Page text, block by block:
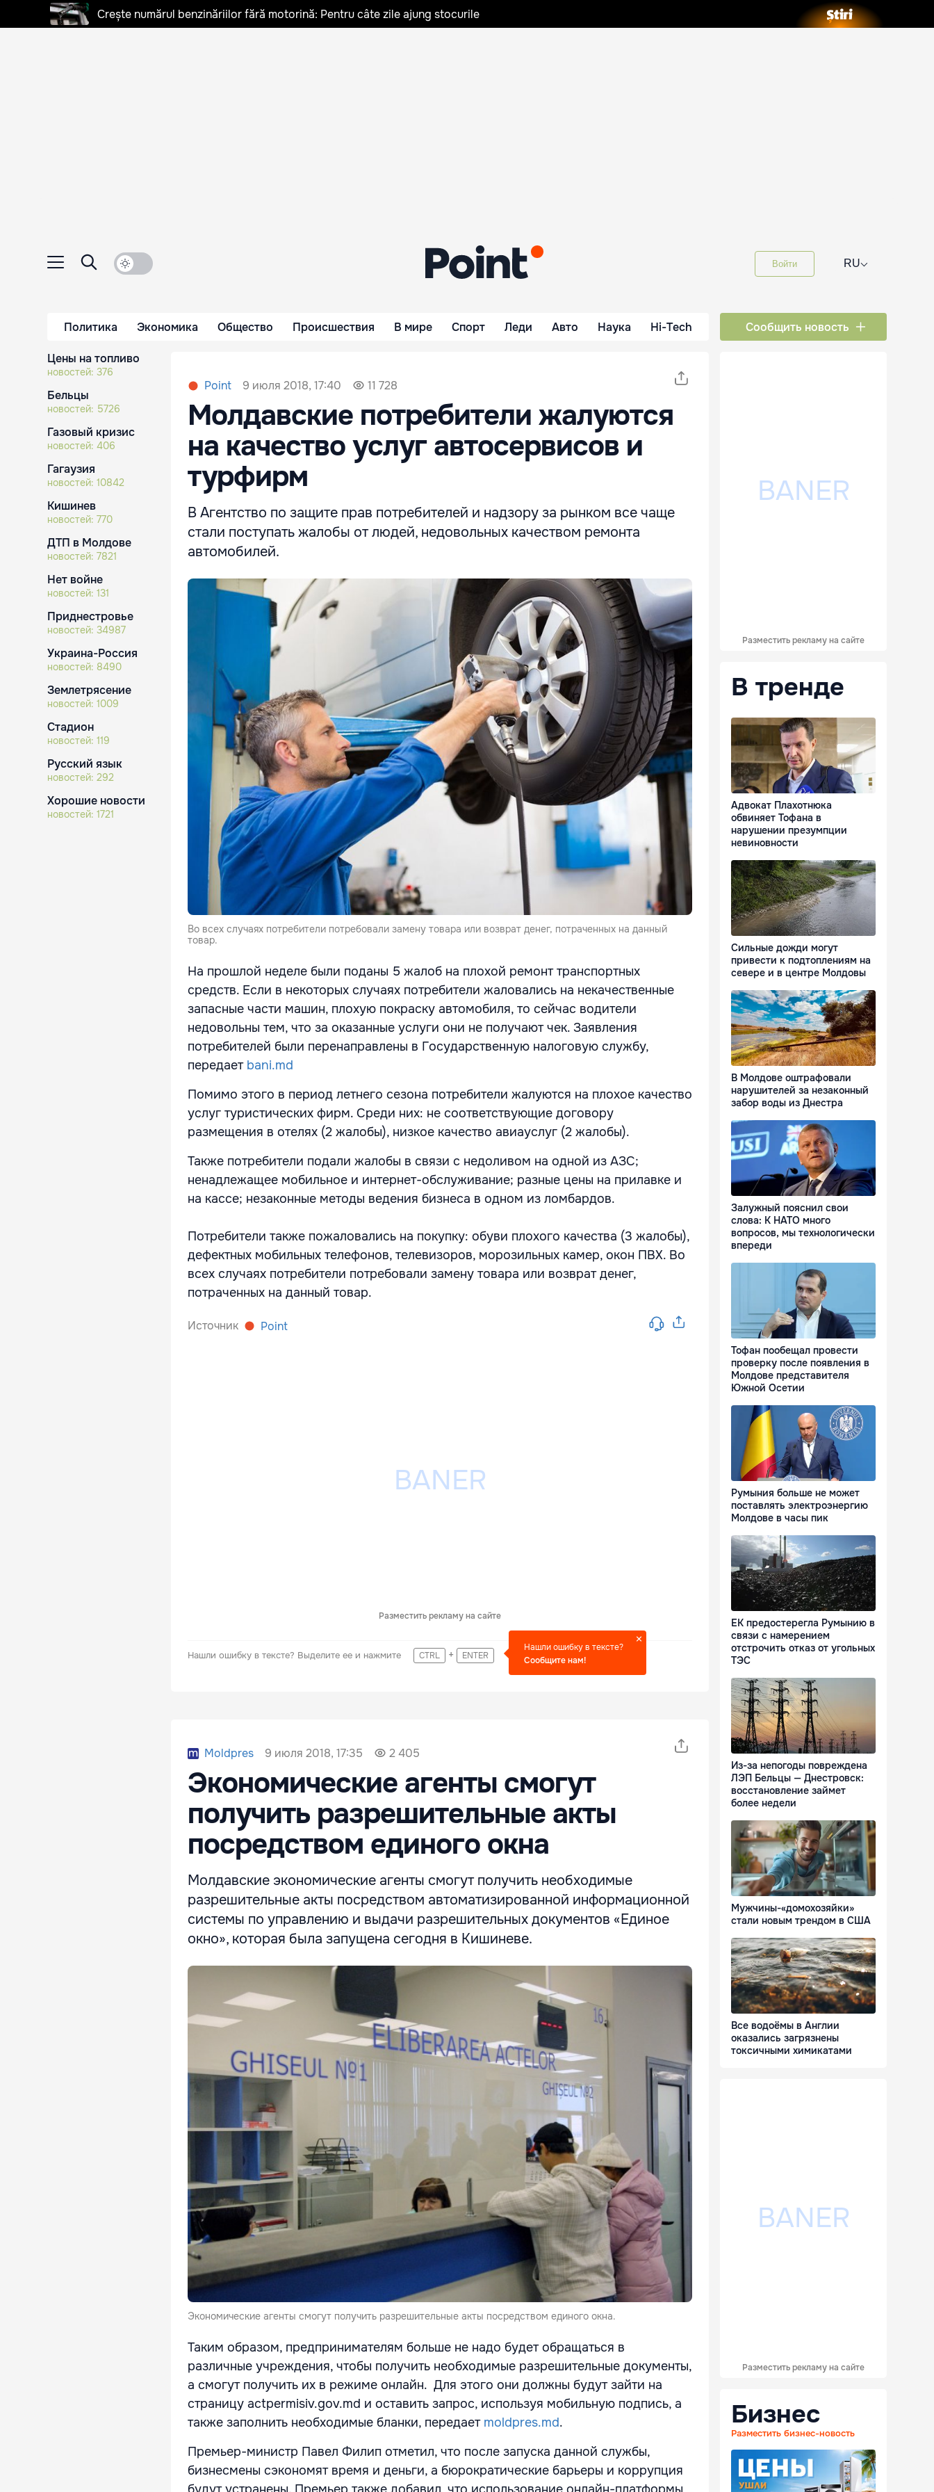
Crește numărul benzinăriilor fără motorină: Pentru câte zile ajung stocurile
Войти RU⌵
Политика Экономика Общество Происшествия В мире Спорт Леди Авто Наука Hi-Tech Сообщить новость
Цены на топливо
новостей: 376
Бельцы
новостей: 5726
Газовый кризис
новостей: 406
Гагаузия
новостей: 10842
Кишинев
новостей: 770
ДТП в Молдове
новостей: 7821
Нет войне
новостей: 131
Приднестровье
новостей: 34987
Украина-Россия
новостей: 8490
Землетрясение
новостей: 1009
Стадион
новостей: 119
Русский язык
новостей: 292
Хорошие новости
новостей: 1721
Point 9 июля 2018, 17:40 11 728
Молдавские потребители жалуются
на качество услуг автосервисов и
турфирм
В Агентство по защите прав потребителей и надзору за рынком все чаще
стали поступать жалобы от людей, недовольных качеством ремонта
автомобилей.
Во всех случаях потребители потребовали замену товара или возврат денег, потраченных на данный
товар.
На прошлой неделе были поданы 5 жалоб на плохой ремонт транспортных
средств. Если в некоторых случаях потребители жаловались на некачественные
запасные части машин, плохую покраску автомобиля, то сейчас водители
недовольны тем, что за оказанные услуги они не получают чек. Заявления
потребителей были перенаправлены в Государственную налоговую службу,
передает bani.md
Помимо этого в период летнего сезона потребители жалуются на плохое качество
услуг туристических фирм. Среди них: не соответствующие договору
размещения в отелях (2 жалобы), низкое качество авиауслуг (2 жалобы).
Также потребители подали жалобы в связи с недоливом на одной из АЗС;
ненадлежащее мобильное и интернет-обслуживание; разные цены на прилавке и
на кассе; незаконные методы ведения бизнеса в одном из ломбардов.
Потребители также пожаловались на покупку: обуви плохого качества (3 жалобы),
дефектных мобильных телефонов, телевизоров, морозильных камер, окон ПВХ. Во
всех случаях потребители потребовали замену товара или возврат денег,
потраченных на данный товар.
Источник Point
Разместить рекламу на сайте
Нашли ошибку в тексте? Выделите ее и нажмите CTRL + ENTER
Нашли ошибку в тексте?
Сообщите нам!
Moldpres 9 июля 2018, 17:35 2 405
Экономические агенты смогут
получить разрешительные акты
посредством единого окна
Молдавские экономические агенты смогут получить необходимые
разрешительные акты посредством автоматизированной информационной
системы по управлению и выдачи разрешительных документов «Единое
окно», которая была запущена сегодня в Кишиневе.
Экономические агенты смогут получить разрешительные акты посредством единого окна.
Таким образом, предпринимателям больше не надо будет обращаться в
различные учреждения, чтобы получить необходимые разрешительные документы,
а смогут получить их в режиме онлайн. Для этого они должны будут зайти на
страницу actpermisiv.gov.md и оставить запрос, используя мобильную подпись, а
также заполнить необходимые бланки, передает moldpres.md.
Премьер-министр Павел Филип отметил, что после запуска данной службы,
бизнесмены сэкономят время и деньги, а бюрократические барьеры и коррупция
Разместить рекламу на сайте
В тренде
Адвокат Плахотнюка
обвиняет Тофана в
нарушении презумпции
невиновности
Сильные дожди могут
привести к подтоплениям на
севере и в центре Молдовы
В Молдове оштрафовали
нарушителей за незаконный
забор воды из Днестра
Залужный пояснил свои
слова: К НАТО много
вопросов, мы технологически
впереди
Тофан пообещал провести
проверку после появления в
Молдове представителя
Южной Осетии
Румыния больше не может
поставлять электроэнергию
Молдове в часы пик
ЕК предостерегла Румынию в
связи с намерением
отстрочить отказ от угольных
ТЭС
Из-за непогоды повреждена
ЛЭП Бельцы — Днестровск:
восстановление займет
более недели
Мужчины-«домохозяйки»
стали новым трендом в США
Все водоёмы в Англии
оказались загрязнены
токсичными химикатами
Разместить рекламу на сайте
Бизнес
Разместить бизнес-новость